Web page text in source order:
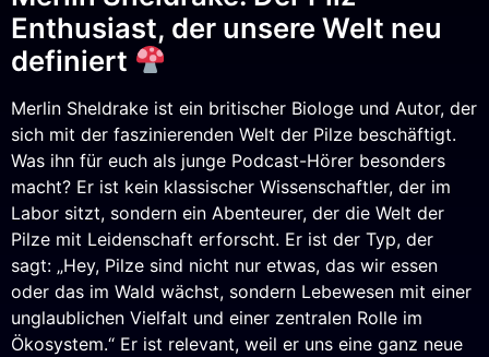
EMBED
Enthusiast, der unsere Welt neu
definiert
Merlin Sheldrake ist ein britischer Biologe und Autor, der
sich mit der faszinierenden Welt der Pilze beschäftigt.
Was ihn für euch als junge Podcast-Hörer besonders
macht? Er ist kein klassischer Wissenschaftler, der im
Labor sitzt, sondern ein Abenteurer, der die Welt der
Pilze mit Leidenschaft erforscht. Er ist der Typ, der
sagt: „Hey, Pilze sind nicht nur etwas, das wir essen
oder das im Wald wächst, sondern Lebewesen mit einer
unglaublichen Vielfalt und einer zentralen Rolle im
Ökosystem.“ Er ist relevant, weil er uns eine ganz neue